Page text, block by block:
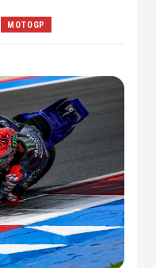
MOTOGP